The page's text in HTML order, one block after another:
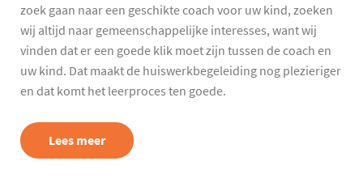
zoek gaan naar een geschikte coach voor uw kind, zoeken
wij altijd naar gemeenschappelijke interesses, want wij
vinden dat er een goede klik moet zijn tussen de coach en
uw kind. Dat maakt de huiswerkbegeleiding nog plezieriger
en dat komt het leerproces ten goede.
Lees meer